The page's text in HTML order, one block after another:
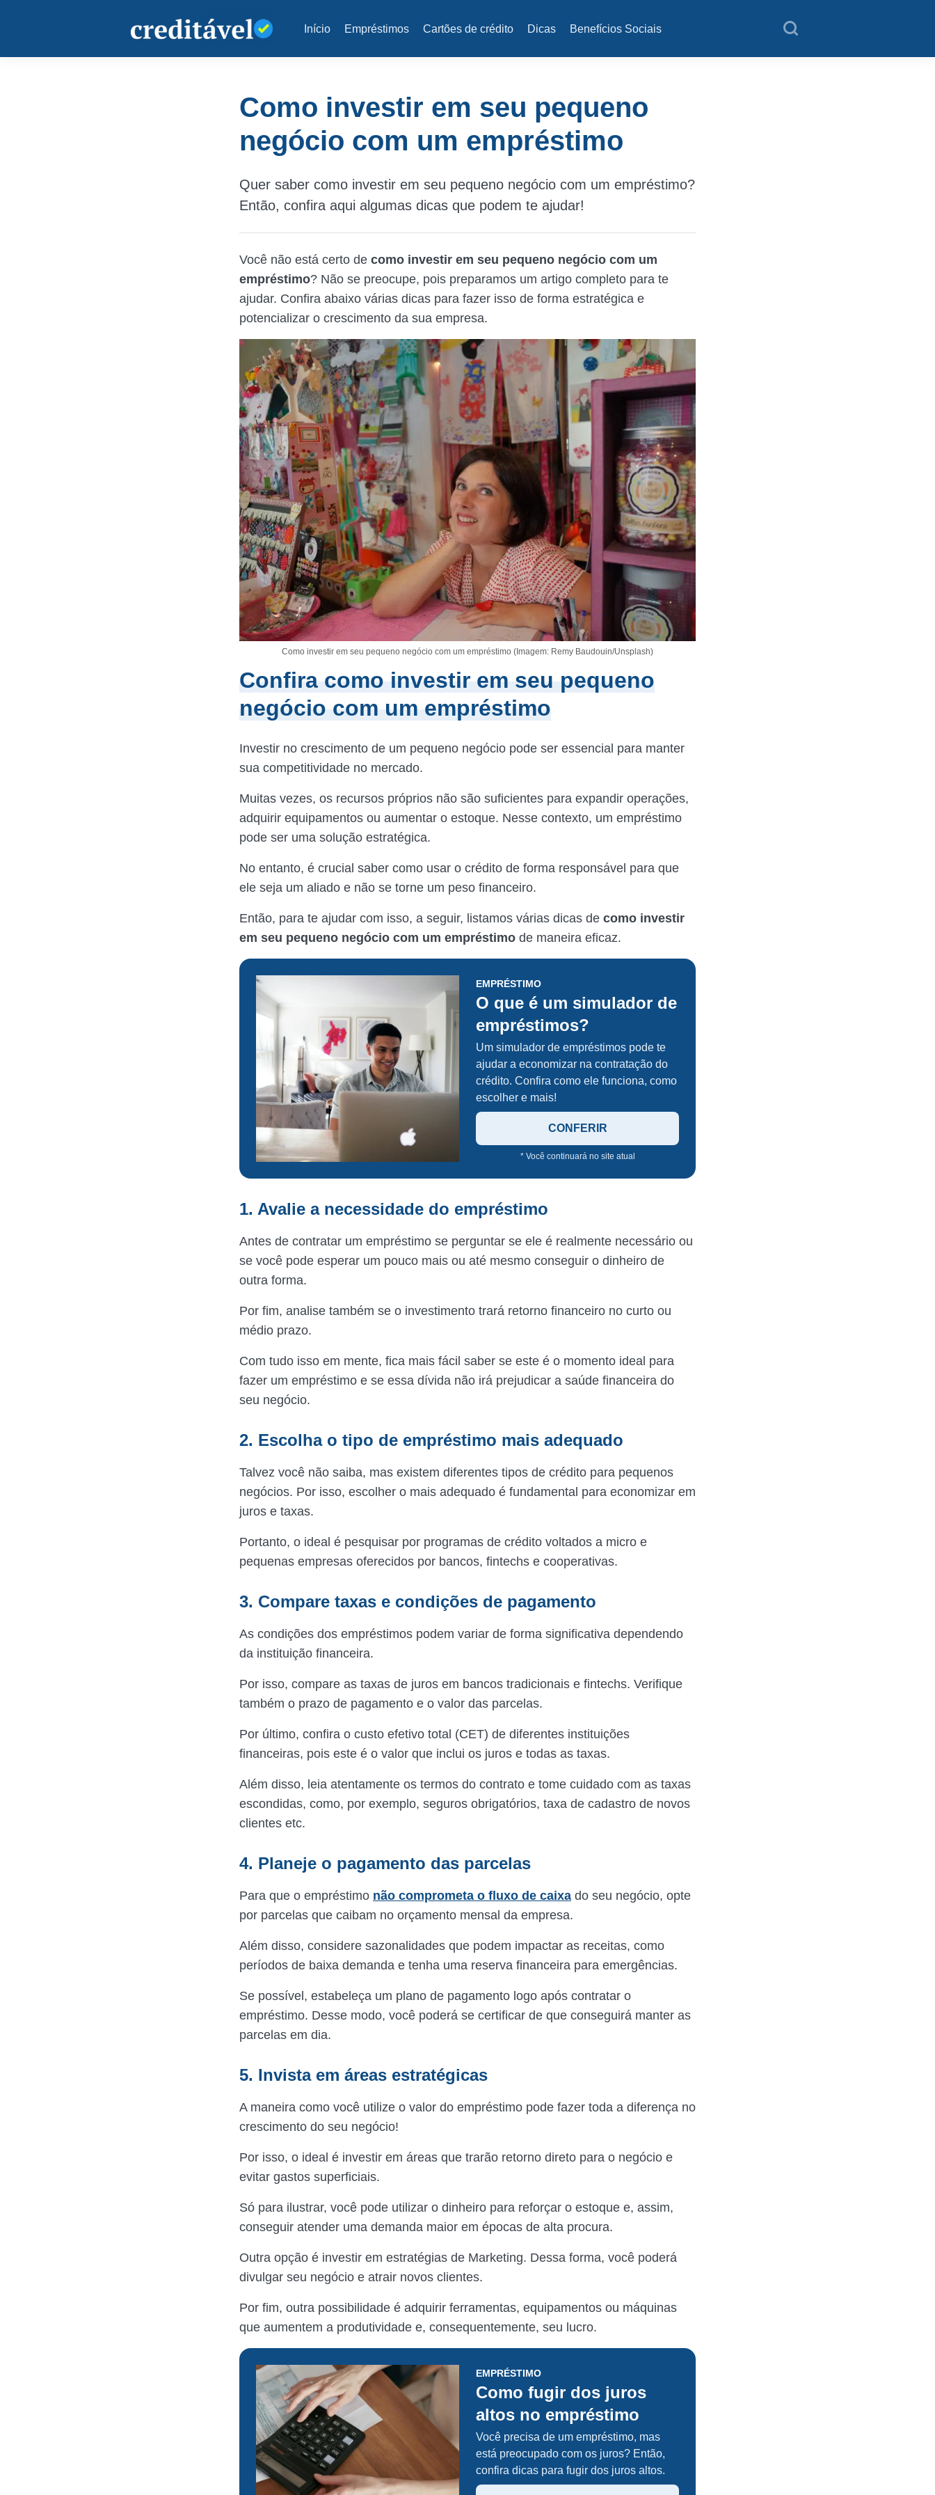
Início Empréstimos Cartões de crédito Dicas Benefícios Sociais
Como investir em seu pequeno
negócio com um empréstimo
Quer saber como investir em seu pequeno negócio com um empréstimo?
Então, confira aqui algumas dicas que podem te ajudar!
Você não está certo de como investir em seu pequeno negócio com um
empréstimo? Não se preocupe, pois preparamos um artigo completo para te
ajudar. Confira abaixo várias dicas para fazer isso de forma estratégica e
potencializar o crescimento da sua empresa.
Como investir em seu pequeno negócio com um empréstimo (Imagem: Remy Baudouin/Unsplash)
Confira como investir em seu pequeno
negócio com um empréstimo
Investir no crescimento de um pequeno negócio pode ser essencial para manter
sua competitividade no mercado.
Muitas vezes, os recursos próprios não são suficientes para expandir operações,
adquirir equipamentos ou aumentar o estoque. Nesse contexto, um empréstimo
pode ser uma solução estratégica.
No entanto, é crucial saber como usar o crédito de forma responsável para que
ele seja um aliado e não se torne um peso financeiro.
Então, para te ajudar com isso, a seguir, listamos várias dicas de como investir
em seu pequeno negócio com um empréstimo de maneira eficaz.
EMPRÉSTIMO
O que é um simulador de
empréstimos?
Um simulador de empréstimos pode te
ajudar a economizar na contratação do
crédito. Confira como ele funciona, como
escolher e mais!
CONFERIR
* Você continuará no site atual
1. Avalie a necessidade do empréstimo
Antes de contratar um empréstimo se perguntar se ele é realmente necessário ou
se você pode esperar um pouco mais ou até mesmo conseguir o dinheiro de
outra forma.
Por fim, analise também se o investimento trará retorno financeiro no curto ou
médio prazo.
Com tudo isso em mente, fica mais fácil saber se este é o momento ideal para
fazer um empréstimo e se essa dívida não irá prejudicar a saúde financeira do
seu negócio.
2. Escolha o tipo de empréstimo mais adequado
Talvez você não saiba, mas existem diferentes tipos de crédito para pequenos
negócios. Por isso, escolher o mais adequado é fundamental para economizar em
juros e taxas.
Portanto, o ideal é pesquisar por programas de crédito voltados a micro e
pequenas empresas oferecidos por bancos, fintechs e cooperativas.
3. Compare taxas e condições de pagamento
As condições dos empréstimos podem variar de forma significativa dependendo
da instituição financeira.
Por isso, compare as taxas de juros em bancos tradicionais e fintechs. Verifique
também o prazo de pagamento e o valor das parcelas.
Por último, confira o custo efetivo total (CET) de diferentes instituições
financeiras, pois este é o valor que inclui os juros e todas as taxas.
Além disso, leia atentamente os termos do contrato e tome cuidado com as taxas
escondidas, como, por exemplo, seguros obrigatórios, taxa de cadastro de novos
clientes etc.
4. Planeje o pagamento das parcelas
Para que o empréstimo não comprometa o fluxo de caixa do seu negócio, opte
por parcelas que caibam no orçamento mensal da empresa.
Além disso, considere sazonalidades que podem impactar as receitas, como
períodos de baixa demanda e tenha uma reserva financeira para emergências.
Se possível, estabeleça um plano de pagamento logo após contratar o
empréstimo. Desse modo, você poderá se certificar de que conseguirá manter as
parcelas em dia.
5. Invista em áreas estratégicas
A maneira como você utilize o valor do empréstimo pode fazer toda a diferença no
crescimento do seu negócio!
Por isso, o ideal é investir em áreas que trarão retorno direto para o negócio e
evitar gastos superficiais.
Só para ilustrar, você pode utilizar o dinheiro para reforçar o estoque e, assim,
conseguir atender uma demanda maior em épocas de alta procura.
Outra opção é investir em estratégias de Marketing. Dessa forma, você poderá
divulgar seu negócio e atrair novos clientes.
Por fim, outra possibilidade é adquirir ferramentas, equipamentos ou máquinas
que aumentem a produtividade e, consequentemente, seu lucro.
EMPRÉSTIMO
Como fugir dos juros
altos no empréstimo
Você precisa de um empréstimo, mas
está preocupado com os juros? Então,
confira dicas para fugir dos juros altos.